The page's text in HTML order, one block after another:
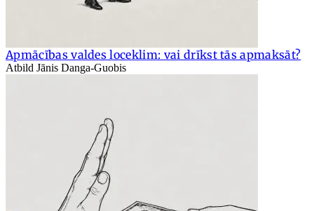
Apmācības valdes loceklim: vai drīkst tās apmaksāt?
Atbild Jānis Danga-Guobis